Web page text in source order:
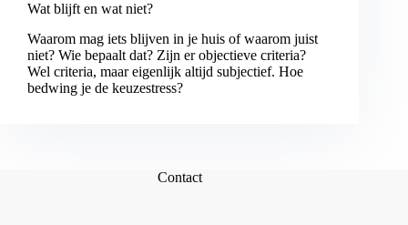
Wat blijft en wat niet?
Waarom mag iets blijven in je huis of waarom juist
niet? Wie bepaalt dat? Zijn er objectieve criteria?
Wel criteria, maar eigenlijk altijd subjectief. Hoe
bedwing je de keuzestress?
Contact